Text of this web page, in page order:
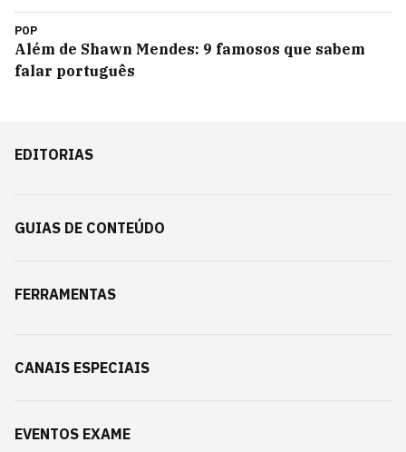
POP
Além de Shawn Mendes: 9 famosos que sabem
falar português
EDITORIAS
GUIAS DE CONTEÚDO
FERRAMENTAS
CANAIS ESPECIAIS
EVENTOS EXAME